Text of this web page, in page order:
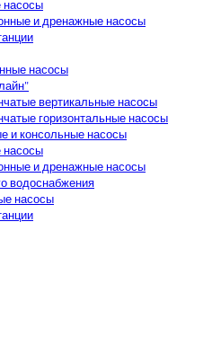
и дренажные насосы
насосы
вертикальные насосы
горизонтальные насосы
и консольные насосы
и дренажные насосы
водоснабжения
насосы